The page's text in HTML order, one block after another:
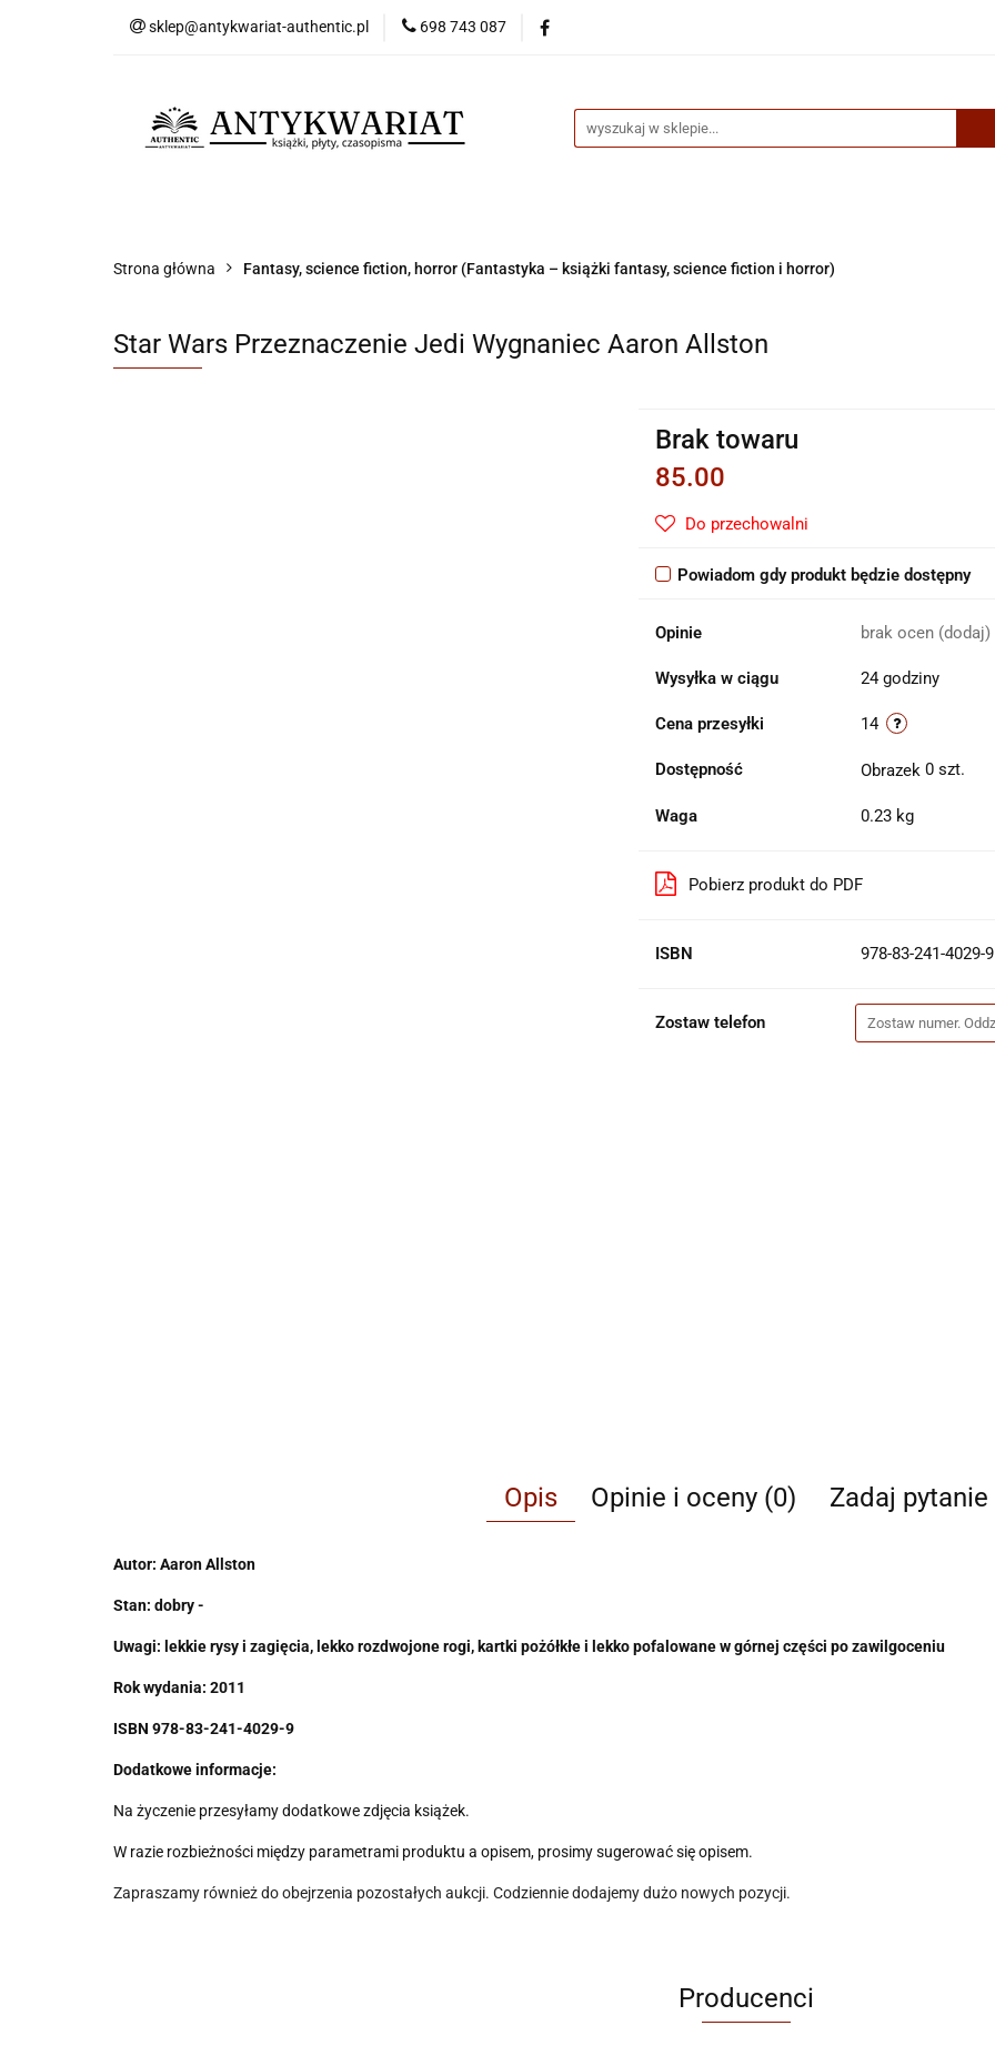
sklep@antykwariat-authentic.pl 698 743 087
Kategorie
Strona główna Fantasy, science fiction, horror (Fantastyka – książki fantasy, science fiction i horror)
Star Wars Przeznaczenie Jedi Wygnaniec Aaron Allston
Brak towaru
85.00
Do przechowalni
Powiadom gdy produkt będzie dostępny
Opinie brak ocen (dodaj)
Wysyłka w ciągu 24 godziny
Cena przesyłki 14
Dostępność 0 szt.
Waga 0.23 kg
Pobierz produkt do PDF
ISBN 978-83-241-4029-9
Zostaw telefon
Opis Opinie i oceny (0) Zadaj pytanie
Autor: Aaron Allston
Stan: dobry -
Uwagi: lekkie rysy i zagięcia, lekko rozdwojone rogi, kartki pożółkłe i lekko pofalowane w górnej części po zawilgoceniu
Rok wydania: 2011
ISBN 978-83-241-4029-9
Dodatkowe informacje:
Na życzenie przesyłamy dodatkowe zdjęcia książek.
W razie rozbieżności między parametrami produktu a opisem, prosimy sugerować się opisem.
Zapraszamy również do obejrzenia pozostałych aukcji. Codziennie dodajemy dużo nowych pozycji.
Producenci